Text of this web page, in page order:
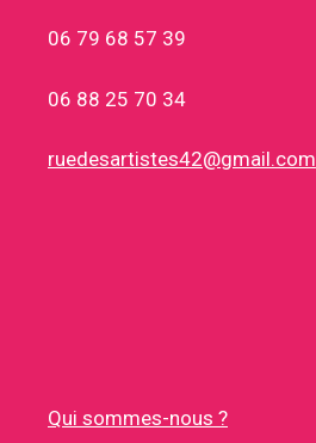
06 79 68 57 39
06 88 25 70 34
ruedesartistes42@gmail.com
Qui sommes-nous ?